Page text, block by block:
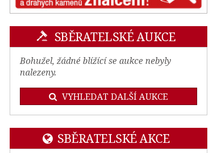
SBĚRATELSKÉ AUKCE
Bohužel, žádné blížící se aukce nebyly
nalezeny.
VYHLEDAT DALŠÍ AUKCE
SBĚRATELSKÉ AKCE